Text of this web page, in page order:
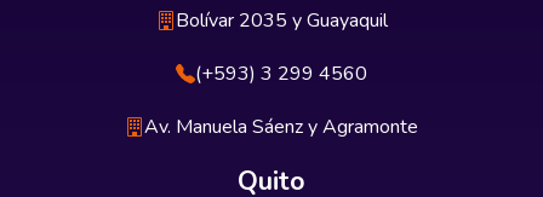
Bolívar 2035 y Guayaquil
(+593) 3 299 4560
Av. Manuela Sáenz y Agramonte
Quito